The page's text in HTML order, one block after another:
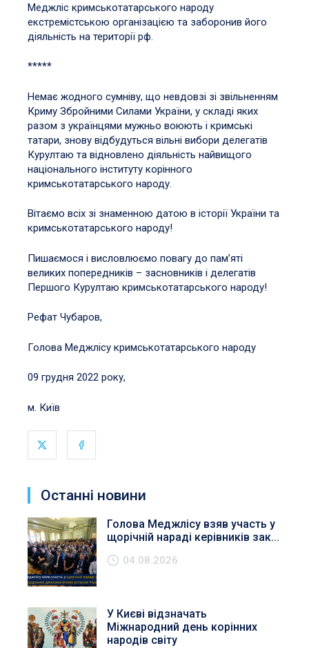
Меджліс кримськотатарського народу
екстремістською організацією та заборонив його
діяльність на території рф.
*****
Немає жодного сумніву, що невдовзі зі звільненням
Криму Збройними Силами України, у складі яких
разом з українцями мужньо воюють і кримські
татари, знову відбудуться вільні вибори делегатів
Курултаю та відновлено діяльність найвищого
національного інституту корінного
кримськотатарського народу.
Вітаємо всіх зі знаменною датою в історії України та
кримськотатарського народу!
Пишаємося і висловлюємо повагу до пам’яті
великих попередників – засновників і делегатів
Першого Курултаю кримськотатарського народу!
Рефат Чубаров,
Голова Меджлісу кримськотатарського народу
09 грудня 2022 року,
м. Київ
Останні новини
Голова Меджлісу взяв участь у
щорічній нараді керівників зак...
04.08.2026
У Києві відзначать
Міжнародний день корінних
народів світу